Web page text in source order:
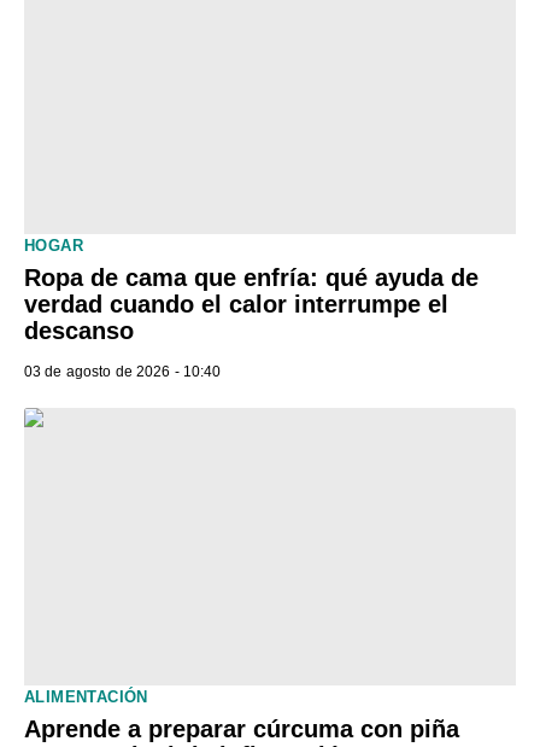
HOGAR
Ropa de cama que enfría: qué ayuda de
verdad cuando el calor interrumpe el
descanso
03 de agosto de 2026 - 10:40
ALIMENTACIÓN
Aprende a preparar cúrcuma con piña